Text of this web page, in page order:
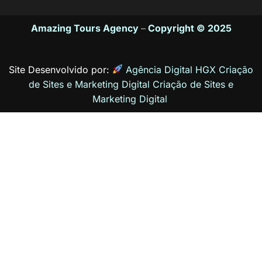
Amazing Tours Agency– Copyright © 2025
Site Desenvolvido por:
Agência Digital HGX Criação
de Sites e Marketing Digital Criação de Sites e
Marketing Digital